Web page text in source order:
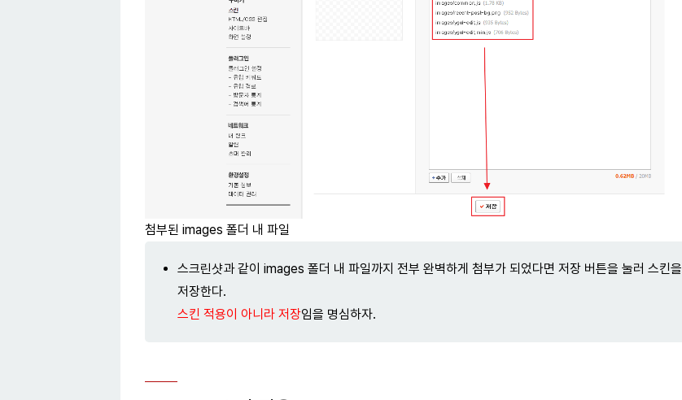
첨부된 images 폴더 내 파일
스크린샷과 같이 images 폴더 내 파일까지 전부 완벽하게 첨부가 되었다면 저장 버튼을 눌러 스킨을
저장한다.
스킨 적용이 아니라 저장임을 명심하자.